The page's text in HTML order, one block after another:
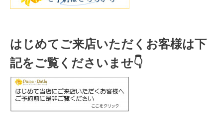
はじめてご来店いただくお客様は下
記をご覧くださいませ👇